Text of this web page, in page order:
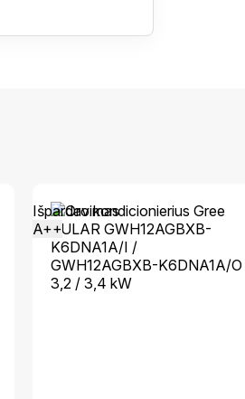
Išpardavimas
A++